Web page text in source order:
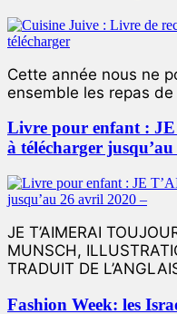
Cette année nous ne
ensemble les repas
Livre pour enfant :
à télécharger
JE T’AIMERAI
MUNSCH,
TRADUIT DE
Fashion Week: les